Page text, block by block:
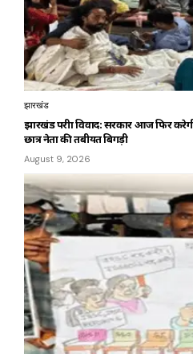
झारखंड
झारखंड परीक्षा विवाद: सरकार आज फिर
छात्र नेता की तबीयत बिगड़ी
August 9, 2026